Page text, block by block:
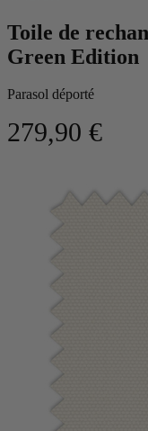
Toile de
Green Edition
Parasol déporté
279,90 €